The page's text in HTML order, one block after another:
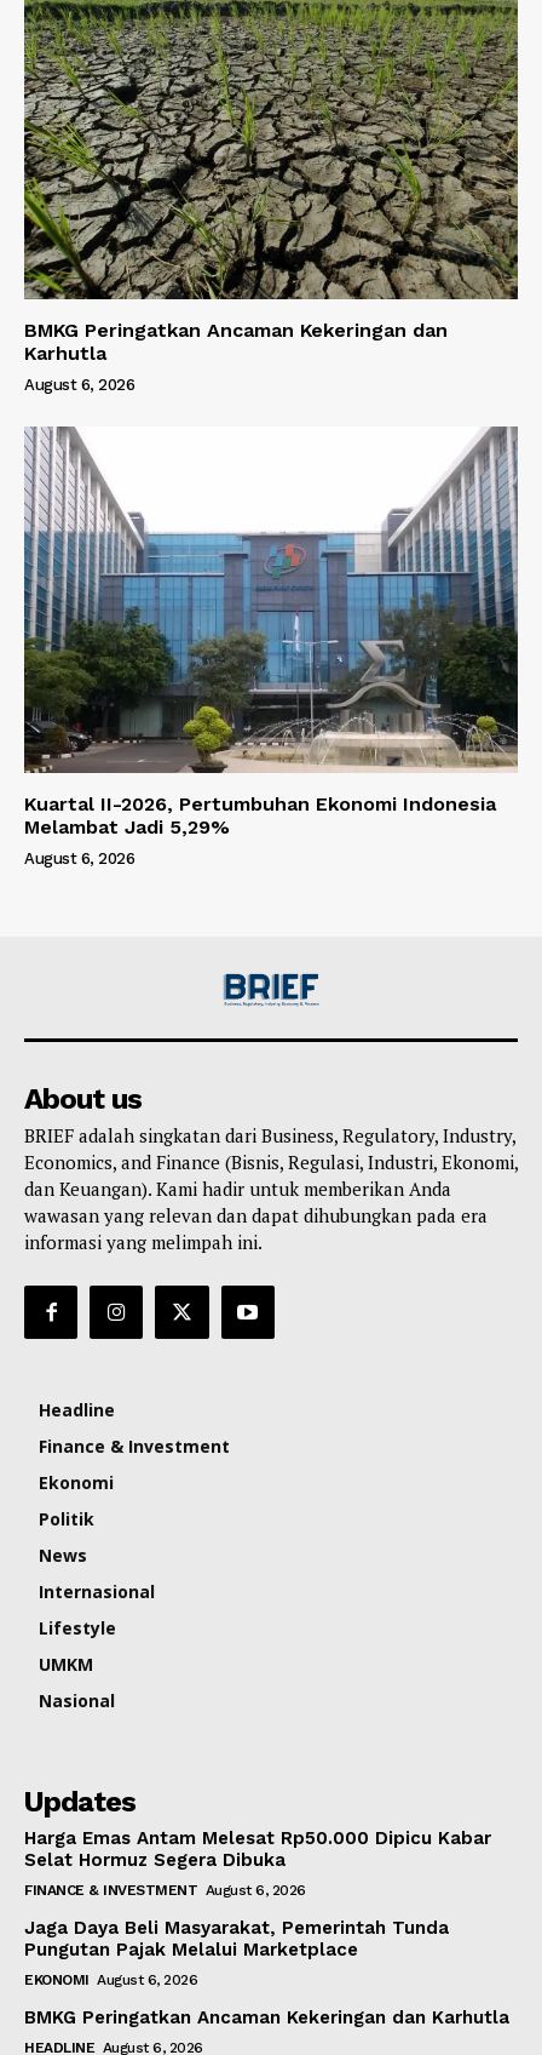
BMKG Peringatkan Ancaman Kekeringan dan
Karhutla
August 6, 2026
Kuartal II-2026, Pertumbuhan Ekonomi Indonesia
Melambat Jadi 5,29%
August 6, 2026
About us
BRIEF adalah singkatan dari Business, Regulatory, Industry,
Economics, and Finance (Bisnis, Regulasi, Industri, Ekonomi,
dan Keuangan). Kami hadir untuk memberikan Anda
wawasan yang relevan dan dapat dihubungkan pada era
informasi yang melimpah ini.
Headline
Finance & Investment
Ekonomi
Politik
News
Internasional
Lifestyle
UMKM
Nasional
Updates
Harga Emas Antam Melesat Rp50.000 Dipicu Kabar
Selat Hormuz Segera Dibuka
FINANCE & INVESTMENT August 6, 2026
Jaga Daya Beli Masyarakat, Pemerintah Tunda
Pungutan Pajak Melalui Marketplace
EKONOMI August 6, 2026
BMKG Peringatkan Ancaman Kekeringan dan Karhutla
HEADLINE August 6, 2026